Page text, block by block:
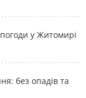
у Житомирі
без опадів та